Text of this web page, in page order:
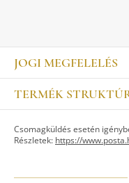
JOGI MEGFELELÉS
Impresszum
Kapcsolat
Jogi nyilatkozat
TERMÉK
ASZTALKULTÚRA
Csomagküldés esetén
Részletek: https://